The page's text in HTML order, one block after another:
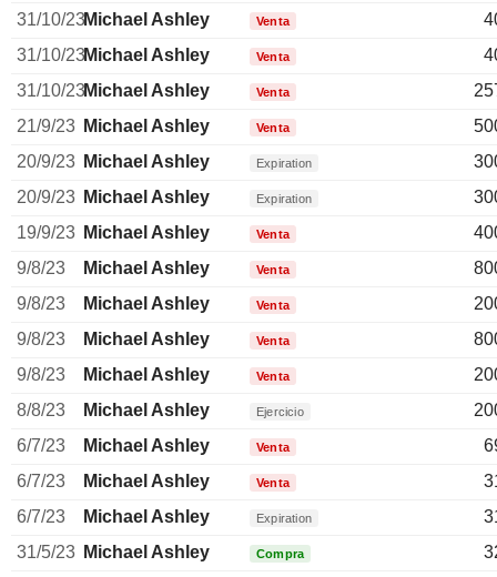
31/10/23Michael Ashley Venta
31/10/23Michael Ashley Venta
31/10/23Michael Ashley Venta
21/9/23 Michael Ashley Venta
20/9/23 Michael Ashley Expiration
20/9/23 Michael Ashley Expiration
19/9/23 Michael Ashley Venta
9/8/23
Michael Ashley Venta
9/8/23
Michael Ashley Venta
9/8/23
Michael Ashley Venta
9/8/23
Michael Ashley Venta
8/8/23
Michael Ashley Ejercicio
6/7/23
Michael Ashley Venta
6/7/23
Michael Ashley Venta
6/7/23
Michael Ashley Expiration
31/5/23 Michael Ashley Compra